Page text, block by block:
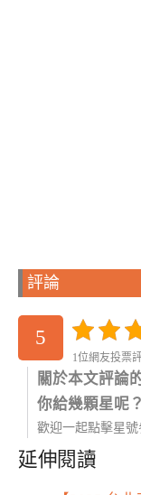
評論
5
1位網友投票
關於本文評論
你給幾顆星呢？
歡迎一起點擊星號
延伸閱讀